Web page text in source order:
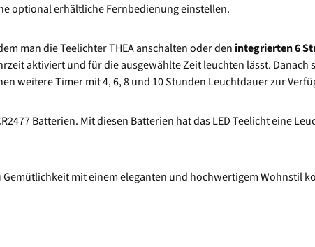
optional erhältliche Fernbedienung einstellen.
man die Teelichter THEA anschalten oder den integrierten 6
aktiviert und für die ausgewählte Zeit leuchten lässt. Danach
weitere Timer mit 4, 6, 8 und 10 Stunden Leuchtdauer zur
Batterien. Mit diesen Batterien hat das LED Teelicht eine
Gemütlichkeit mit einem eleganten und hochwertigem